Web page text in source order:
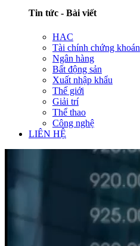
Tin tức - Bài viết
HAC
Tài chính chứng khoán
Ngân hàng
Bất động sản
Xuất nhập khẩu
Thế giới
Giải trí
Thể thao
Công nghệ
LIÊN HỆ